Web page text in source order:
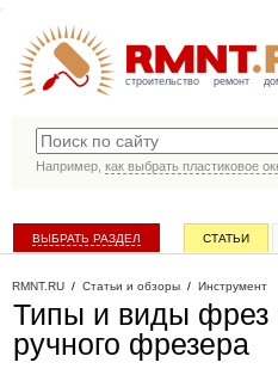
строительство ремонт
Например, как выбрать пластиковое
ВЫБРАТЬ РАЗДЕЛ СТАТЬИ
RMNT.RU / Статьи и обзоры / Инструмент
Типы и виды фрез
ручного фрезера